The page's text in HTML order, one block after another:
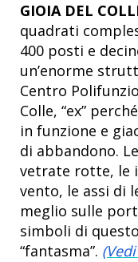
GIOIA DEL
quadrati
400 posti e
un’enorme
Centro
Colle, “ex”
in funzione e
di abbandono.
vetrate rotte, le
vento, le assi di
meglio sulle
simboli di
“fantasma”.